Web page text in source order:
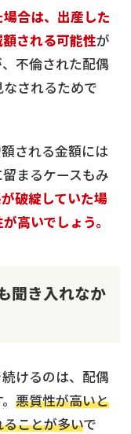
合は、出産した
される可能性が
不倫された配偶
されるためで
される金額には
まるケースもみ
破綻していた場
高いでしょう。
聞き入れなか
けるのは、配偶
悪質性が高いと
ことが多いで